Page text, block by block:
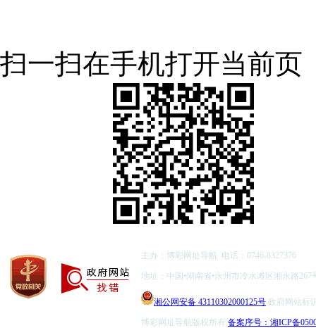
扫一扫在手机打开当前页
主办：博彩网址导航 电话：0746-8327376
地址：中国•湖南省•永州市冷水滩区湘永路267
湘公网安备 43110302000125号 政府网站标
博彩网址导航版权所有 备案序号：湘ICP备